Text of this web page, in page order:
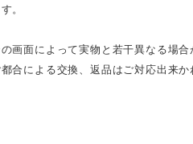
。
画面によって実物と若干異なる場合
合による交換、返品はご対応出来か